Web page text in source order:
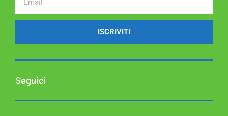
ISCRIVITI
Seguici